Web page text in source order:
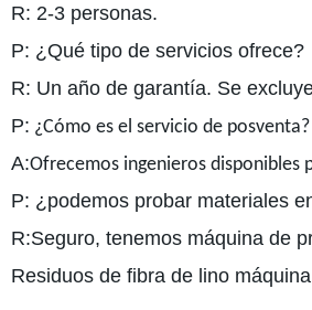
R: 2-3 personas.
P: ¿Qué tipo de servicios ofrece?
R: Un año de garantía. Se
P: ¿Cómo es el servicio de posventa?
A:Ofrecemos ingenieros disponibles
P: ¿podemos probar materiales
R:Seguro, tenemos máquina de
Residuos de fibra de lino